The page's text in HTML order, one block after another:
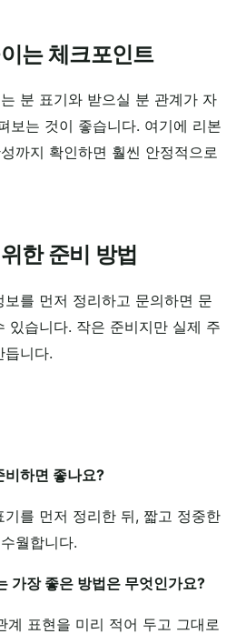
는 체크포인트
분 표기와 받으실 분 관계가 자
보는 것이 좋습니다. 여기에 리본
까지 확인하면 훨씬 안정적으로
한 준비 방법
를 먼저 정리하고 문의하면 문
있습니다. 작은 준비지만 실제 주
듭니다.
비하면 좋나요?
를 먼저 정리한 뒤, 짧고 정중한
월합니다.
가장 좋은 방법은 무엇인가요?
계 표현을 미리 적어 두고 그대로